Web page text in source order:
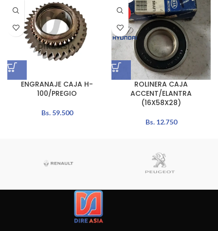
ENGRANAJE CAJA H-
100/PREGIO
Bs.59.500
HOT
ROLINERA CAJA
ACCENT/ELANTRA
(16X58X28)
Bs.12.750